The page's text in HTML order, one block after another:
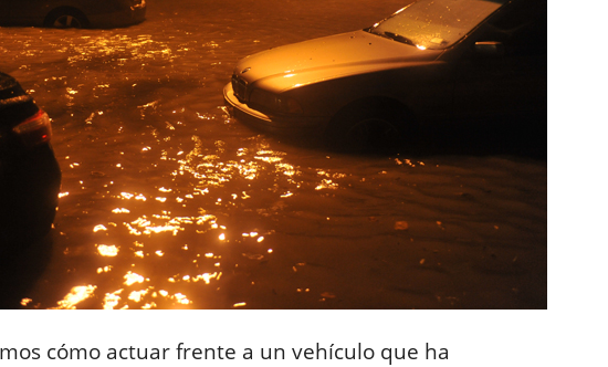
c
r
a
cómo actuar frente a un vehículo que ha